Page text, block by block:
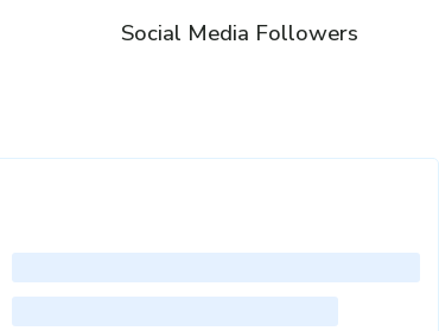
Social Media Followers